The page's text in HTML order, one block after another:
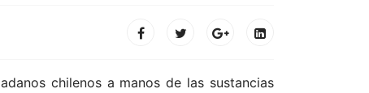
chilenos a manos de las sustancias